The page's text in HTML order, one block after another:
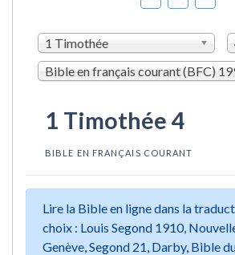
1 Timothée
Bible en français courant (BFC)
1 Timothée 4
BIBLE EN FRANÇAIS COURANT
Lire la Bible en ligne dans la
choix : Louis Segond 1910,
Genève, Segond 21, Darby, Bible